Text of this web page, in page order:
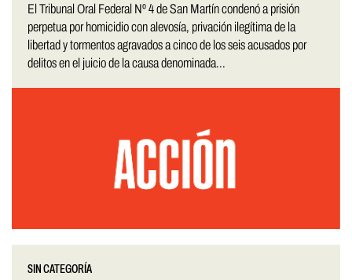
El Tribunal Oral Federal Nº 4 de San Martín condenó a prisión
perpetua por homicidio con alevosía, privación ilegítima de la
libertad y tormentos agravados a cinco de los seis acusados por
delitos en el juicio de la causa denominada...
SIN CATEGORÍA